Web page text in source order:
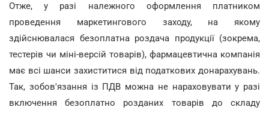
Отже, у разі належного оформлення платником
проведення маркетингового заходу, на якому
здійснювалася безоплатна роздача продукції (зокрема,
тестерів чи міні-версій товарів), фармацевтична компанія
має всі шанси захиститися від податкових донарахувань.
Так, зобов'язання із ПДВ можна не нараховувати у разі
включення безоплатно розданих товарів до складу